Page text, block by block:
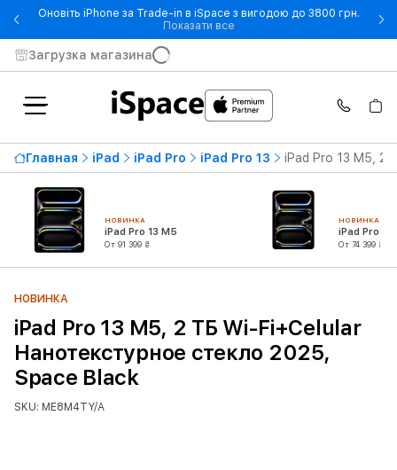
Оновіть iPhone за Trade-in в iSpace з вигодою до 3800 грн.
Показати все- Оновіть iPhone за Trade-in
Загрузка магазина
Главная iPad iPad Pro iPad Pro 13 iPad Pro 13 M5, 2
НОВИНКА
iPad Pro 13 M5
От 91 399 ₴
НОВИНКА
iPad Pro 11
От 74 399 ₴
НОВИНКА
iPad Pro 13 M5, 2 ТБ Wi-Fi+Celular
Нанотекстурное стекло 2025,
Space Black
SKU: ME8M4TY/A